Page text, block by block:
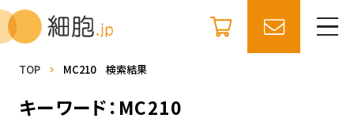
TOP MC210 検索結果
キーワード：MC210